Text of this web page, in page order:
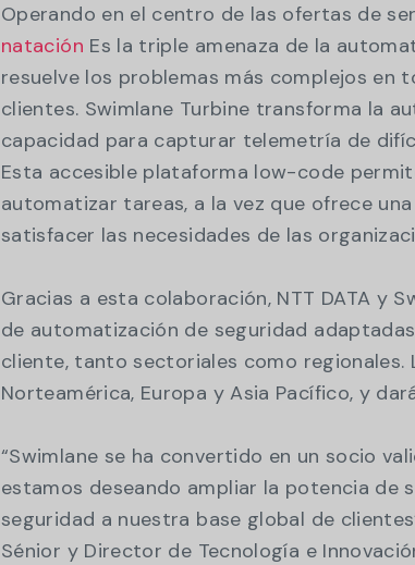
Operando en el centro de las ofertas de
natación Es la triple amenaza de la
resuelve los problemas más complejos en
clientes. Swimlane Turbine transforma la
capacidad para capturar telemetría de
Esta accesible plataforma low-code
automatizar tareas, a la vez que ofrece
satisfacer las necesidades de las
Gracias a esta colaboración, NTT DATA y
de automatización de seguridad
cliente, tanto sectoriales como regionales.
Norteamérica, Europa y Asia Pacífico, y
“Swimlane se ha convertido en un socio
estamos deseando ampliar la potencia de
seguridad a nuestra base global de
Sénior y Director de Tecnología e